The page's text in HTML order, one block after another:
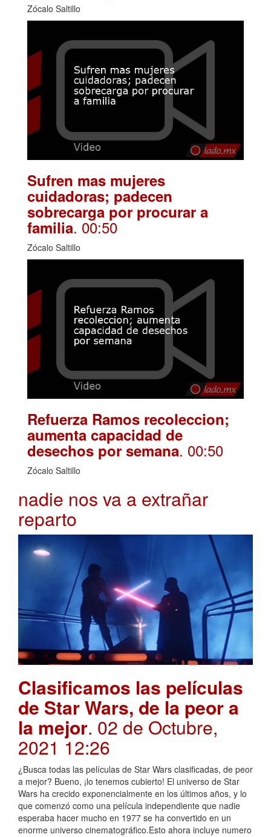
Zócalo Saltillo
Sufren mas mujeres
cuidadoras; padecen
sobrecarga por procurar a
familia. 00:50
Zócalo Saltillo
Refuerza Ramos recoleccion;
aumenta capacidad de
desechos por semana. 00:50
Zócalo Saltillo
nadie nos va a extrañar
reparto
Clasificamos las películas
de Star Wars, de la peor a
la mejor. 02 de Octubre,
2021 12:26
¿Busca todas las películas de Star Wars clasificadas, de peor
a mejor? Bueno, ¡lo tenemos cubierto! El universo de Star
Wars ha crecido exponencialmente en los últimos años, y lo
que comenzó como una película independiente que nadie
esperaba hacer mucho en 1977 se ha convertido en un
enorme universo cinematográfico.Esto ahora incluye numero